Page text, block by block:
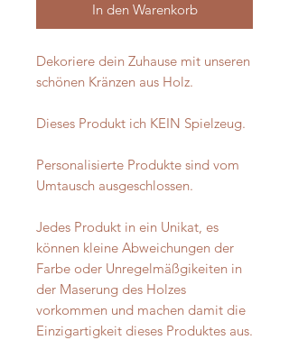
In den Warenkorb
Dekoriere dein Zuhause mit unseren
schönen Kränzen aus Holz.
Dieses Produkt ich KEIN Spielzeug.
Personalisierte Produkte sind vom
Umtausch ausgeschlossen.
Jedes Produkt in ein Unikat, es
können kleine Abweichungen der
Farbe oder Unregelmäßgikeiten in
der Maserung des Holzes
vorkommen und machen damit die
Einzigartigkeit dieses Produktes aus.